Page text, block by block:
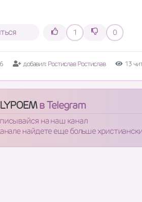
1 0
добавил: Ростислав Ростислав 13
в Telegram
на наш канал
найдете еще больше